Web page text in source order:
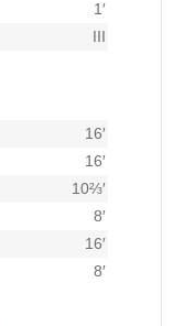
1′
III
16′
16′
10⅔′
8′
16′
8′